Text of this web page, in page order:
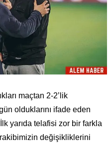
maçtan 2-2’lik
olduklarını ifade eden
yarıda telafisi zor bir farkla
değişikliklerini